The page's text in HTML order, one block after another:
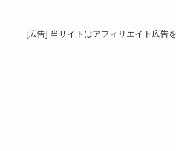
[広告] 当サイトはアフィリエイト広告